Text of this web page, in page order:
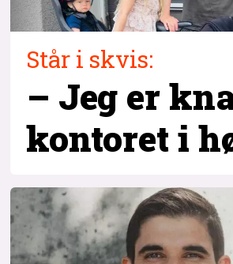
Står i skvis:
– Jeg er
kontoret i